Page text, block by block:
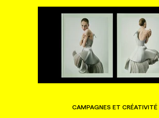
CAMPAGNES ET CRÉATIVITÉ